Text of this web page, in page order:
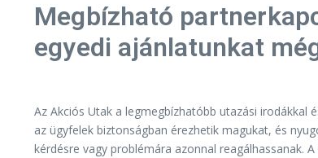
Megbízható
egyedi ajánlatunkat
Az Akciós Utak a legmegbízhatóbb utazási
az ügyfelek biztonságban érezhetik magukat, és
kérdésre vagy problémára azonnal reagálhassanak.